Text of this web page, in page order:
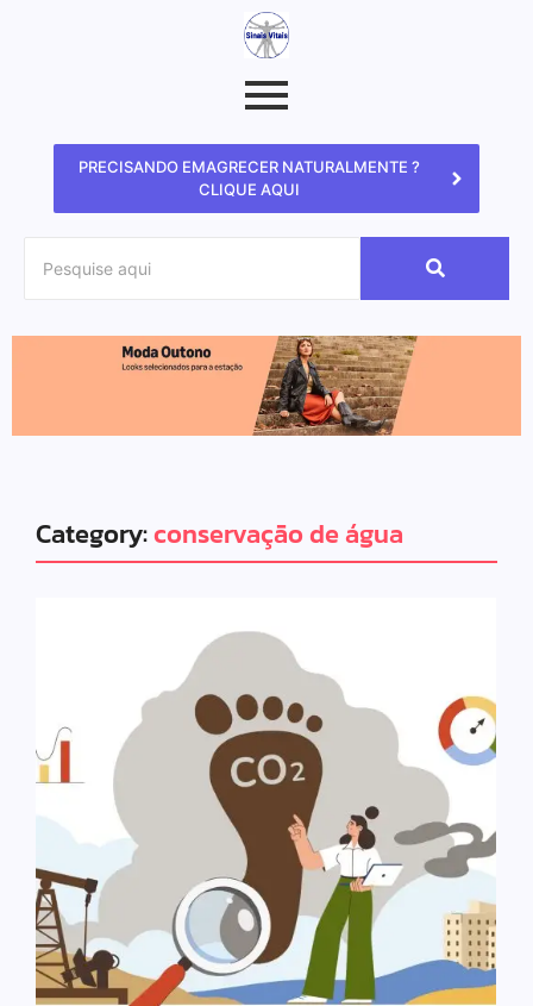
PRECISANDO EMAGRECER NATURALMENTE ?
CLIQUE AQUI
Category:conservação de água